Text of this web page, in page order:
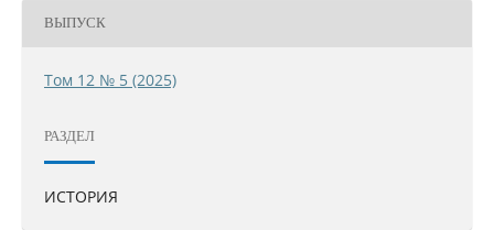
ВЫПУСК
Том 12 № 5 (2025)
РАЗДЕЛ
ИСТОРИЯ